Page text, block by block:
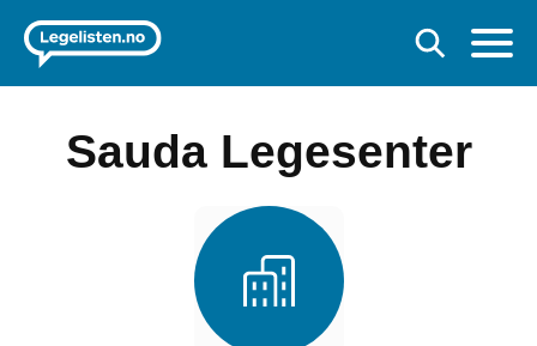
Sauda Legesenter